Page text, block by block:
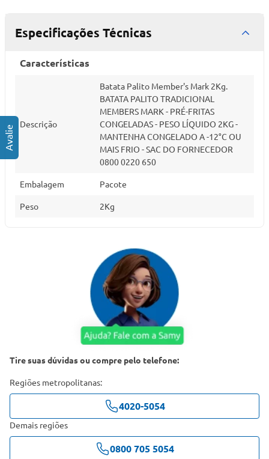
Especificações Técnicas
Características
Descrição
Batata Palito Member's Mark 2Kg.
BATATA PALITO TRADICIONAL
MEMBERS MARK - PRÉ-FRITAS
CONGELADAS - PESO LÍQUIDO 2KG -
MANTENHA CONGELADO A -12°C OU
MAIS FRIO - SAC DO FORNECEDOR
0800 0220 650
Embalagem Pacote
Peso 2Kg
Tire suas dúvidas ou compre pelo telefone:
Regiões metropolitanas:
4020-5054
Demais regiões
0800 705 5054